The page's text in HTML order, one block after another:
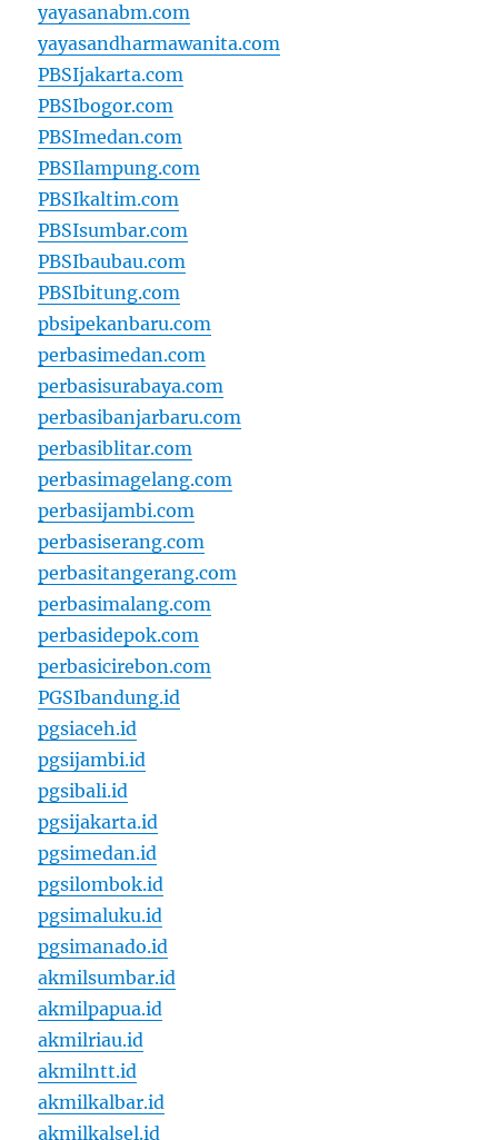
yayasanabm.com
yayasandharmawanita.com
PBSIjakarta.com
PBSIbogor.com
PBSImedan.com
PBSIlampung.com
PBSIkaltim.com
PBSIsumbar.com
PBSIbaubau.com
PBSIbitung.com
pbsipekanbaru.com
perbasimedan.com
perbasisurabaya.com
perbasibanjarbaru.com
perbasiblitar.com
perbasimagelang.com
perbasijambi.com
perbasiserang.com
perbasitangerang.com
perbasimalang.com
perbasidepok.com
perbasicirebon.com
PGSIbandung.id
pgsiaceh.id
pgsijambi.id
pgsibali.id
pgsijakarta.id
pgsimedan.id
pgsilombok.id
pgsimaluku.id
pgsimanado.id
akmilsumbar.id
akmilpapua.id
akmilriau.id
akmilntt.id
akmilkalbar.id
akmilkalsel.id